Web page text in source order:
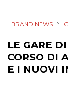
STRATEGIE
BRAND NEWS >
LE GARE
CORSO DI
E I NUOVI